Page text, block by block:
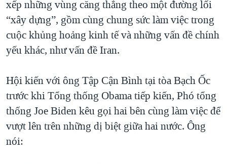
xếp những vùng căng thẳng theo một đường lối
“xây dựng”, gồm cùng chung sức làm việc trong
cuộc khủng hoảng kinh tế và những vấn đề chính
yếu khác, như vấn đề Iran.
Hội kiến với ông Tập Cận Bình tại tòa Bạch Ốc
trước khi Tổng thống Obama tiếp kiến, Phó tổng
thống Joe Biden kêu gọi hai bên cùng làm việc để
vượt lên trên những dị biệt giữa hai nước. Ông
nói: